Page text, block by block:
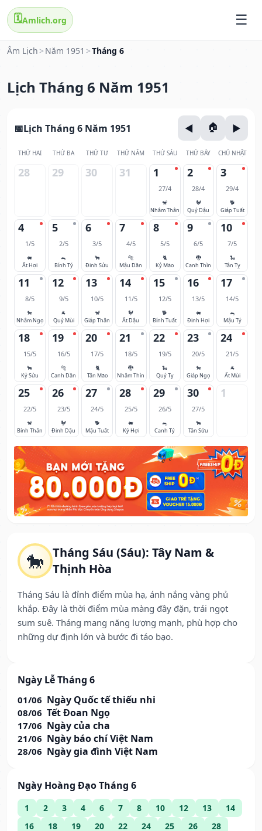
🗓️Amlich.org
Âm Lịch > Năm 1951 >Tháng 6
Lịch Tháng 6 Năm 1951
🐎 Tháng Sáu (Sáu): Tây Nam &
Thịnh Hòa
Tháng Sáu là đỉnh điểm mùa hạ, ánh nắng vàng phủ
khắp. Đây là thời điểm mùa màng đầy đặn, trái ngọt
sum suê. Tháng mang năng lượng mạnh, phù hợp cho
những dự định lớn và bước đi táo bạo.
Ngày Lễ Tháng 6
01/06 Ngày Quốc tế thiếu nhi
08/06 Tết Đoan Ngọ
17/06 Ngày của cha
21/06 Ngày báo chí Việt Nam
28/06 Ngày gia đình Việt Nam
Ngày Hoàng Đạo Tháng 6
1 2 3 4 6 7 8 10 12 13
14
16
18 19 20 22 24 25 26
28
Lịch Tháng 6 Năm 1951
THỨ HAI THỨ BA THỨ TƯ THỨ NĂM THỨ SÁU THỨ BẢY CHỦ NHẬT
28 29 30 31 1
27/4
🐒
Nhâm Thân
2
28/4
🐓
Quý Dậu
3
29/4
🐕
Giáp Tuất
4
1/5
🐖
Ất Hợi
5
2/5
🐀
Bính Tý
6
3/5
🐂
Đinh Sửu
7
4/5
🐅
Mậu Dần
8
5/5
🐈
Kỷ Mão
9
6/5
🐉
Canh Thìn
10
7/5
🐍
Tân Tỵ
11
8/5
🐎
Nhâm Ngọ
12
9/5
🐐
Quý Mùi
13
10/5
🐒
Giáp Thân
14
11/5
🐓
Ất Dậu
15
12/5
🐕
Bính Tuất
16
13/5
🐖
Đinh Hợi
17
14/5
🐀
Mậu Tý
18
15/5
🐂
Kỷ Sửu
19
16/5
🐅
Canh Dần
20
17/5
🐈
Tân Mão
21
18/5
🐉
Nhâm Thìn
22
19/5
🐍
Quý Tỵ
23
20/5
🐎
Giáp Ngọ
24
21/5
🐐
Ất Mùi
25
22/5
🐒
Bính Thân
26
23/5
🐓
Đinh Dậu
27
24/5
🐕
Mậu Tuất
28
25/5
🐖
Kỷ Hợi
29
26/5
🐀
Canh Tý
30
27/5
🐂
Tân Sửu
1